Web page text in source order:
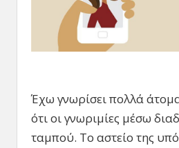
Έχω γνωρίσει πολλά
ότι οι γνωριμίες μέσω
ταμπού. Το αστείο της